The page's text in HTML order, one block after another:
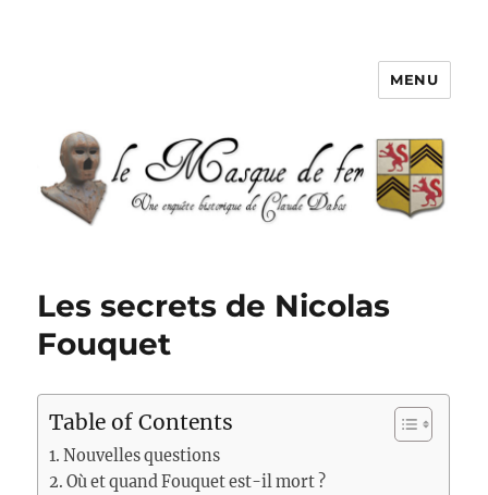
MENU
Les secrets de Nicolas
Fouquet
Table of Contents
Nouvelles questions
Où et quand Fouquet est-il mort ?